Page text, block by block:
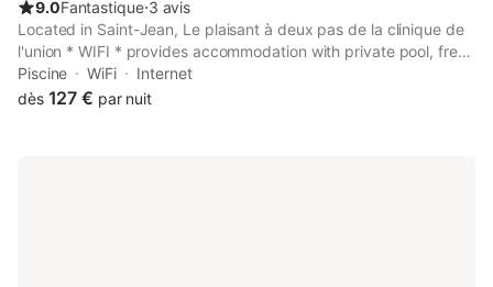
9.0Fantastique⋅3 avis
Located in Saint-Jean, Le plaisant à deux pas de la clinique de
l'union * WIFI * provides accommodation with private pool, free
WiFi and free private parking for guests who drive. It is set 14
km from Amphitheatre Purpan-Ancely and features a lift.
Piscine WiFi
Internet
dès 127 € par nuit